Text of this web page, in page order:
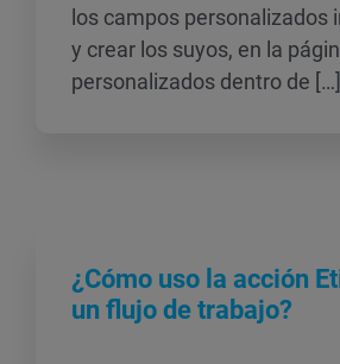
los campos personalizados
y crear los suyos, en la
personalizados dentro de […]
¿Cómo uso la acción
un flujo de trabajo?